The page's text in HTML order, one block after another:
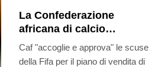
La Confederazione
africana di calcio
riconferma il proprio
sostegno a Infantino
Caf "accoglie e approva" le scuse
della Fifa per il piano di vendita di